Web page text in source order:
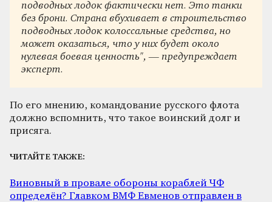
подводных лодок фактически нет. Это танки
без брони. Страна вбухивает в строительство
подводных лодок колоссальные средства, но
может оказаться, что у них будет около
нулевая боевая ценность", — предупреждает
эксперт.
По его мнению, командование русского флота
должно вспомнить, что такое воинский долг и
присяга.
ЧИТАЙТЕ ТАКЖЕ:
Виновный в провале обороны кораблей ЧФ
определён? Главком ВМФ Евменов отправлен в